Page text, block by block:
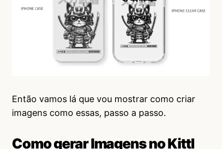
Então vamos lá que vou mostrar como criar
imagens como essas, passo a passo.
Como gerar Imagens no Kittl